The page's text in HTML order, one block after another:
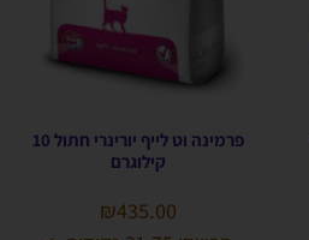
פרמינה וט לייף יורינרי חתול 10
קילוגרם
₪435.00